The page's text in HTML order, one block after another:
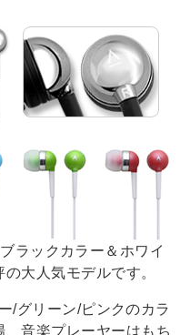
ラックカラー＆ホワイ
大人気モデルです。
/グリーン/ピンクのカラ
音楽プレーヤーはもち